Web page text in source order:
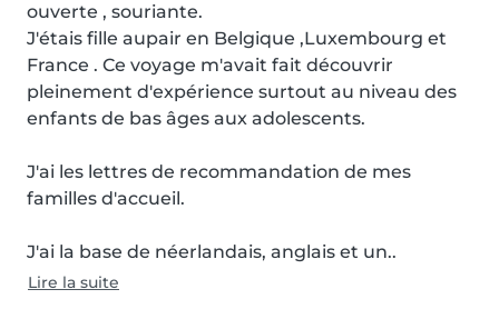
ouverte , souriante.
J'étais fille aupair en Belgique ,Luxembourg et
France . Ce voyage m'avait fait découvrir
pleinement d'expérience surtout au niveau des
enfants de bas âges aux adolescents.
J'ai les lettres de recommandation de mes
familles d'accueil.
J'ai la base de néerlandais, anglais et un..
Lire la suite